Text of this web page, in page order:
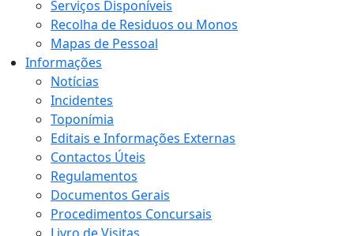
Serviços Disponíveis
Recolha de Residuos ou Monos
Mapas de Pessoal
Informações
Notícias
Incidentes
Toponímia
Editais e Informações Externas
Contactos Úteis
Regulamentos
Documentos Gerais
Procedimentos Concursais